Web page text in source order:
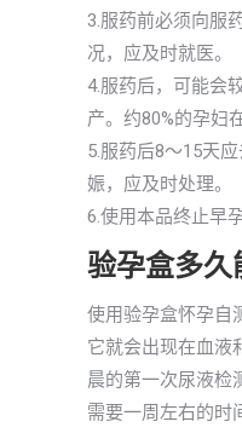
3.服药前必须向服
况，应及时就医。
4.服药后，可能会
产。约80%的孕妇
5.服药后8～15天
娠，应及时处理。
6.使用本品终止早
验孕盒多久
使用验孕盒怀孕自
它就会出现在血液
晨的第一次尿液检
需要一周左右的时